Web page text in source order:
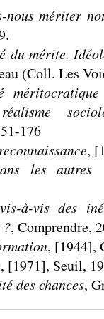
nous mériter
du mérite.
(Coll. Les
176
,
les autres
à-vis des
?, Comprendre,
, [1944],
, [1971], Seuil,
des chances,